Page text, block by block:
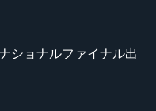
ショナルファイナル出